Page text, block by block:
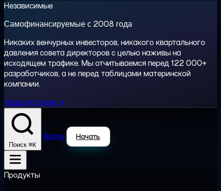
Независимые
Самофинансируемые с 2008 года
Никаких венчурных инвесторов, никакого квартального
давления совета директоров с целью наживы на
исходящем трафике. Мы отчитываемся перед 122 000+
разработчиков, а не перед таблицами материнской
компании.
Наша история →
Поиск ⌘K
Войти Начать
Продукты